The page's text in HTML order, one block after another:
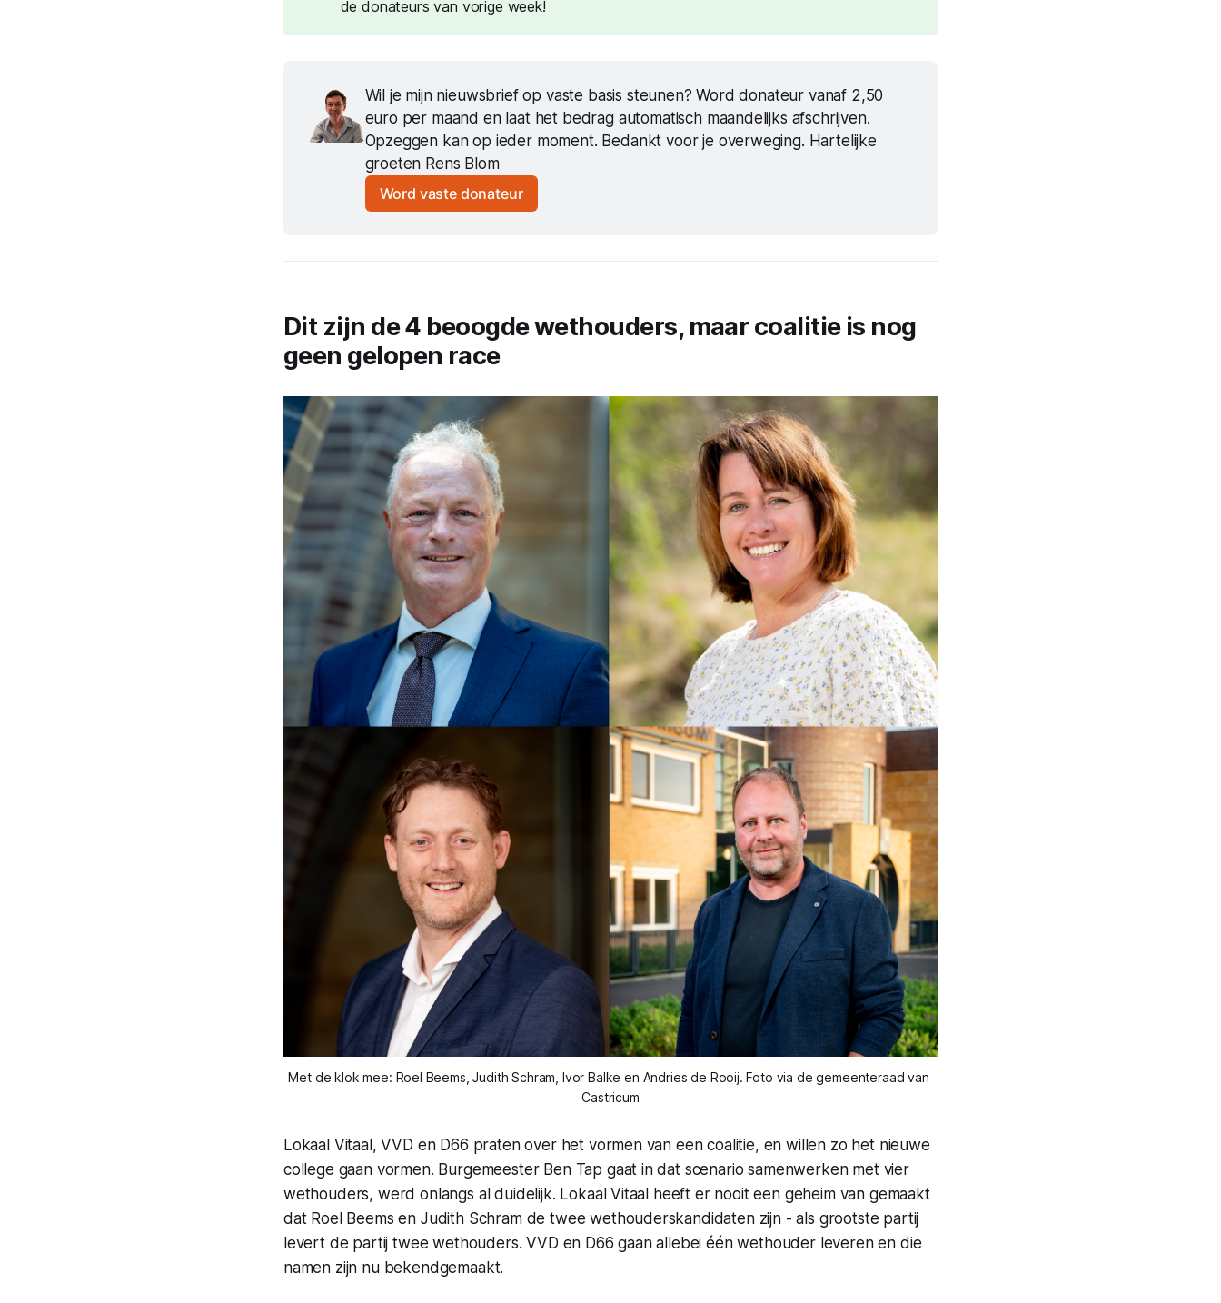
de donateurs van vorige week!
Wil je mijn nieuwsbrief op vaste basis steunen? Word donateur vanaf 2,50
euro per maand en laat het bedrag automatisch maandelijks afschrijven.
Opzeggen kan op ieder moment. Bedankt voor je overweging. Hartelijke
groeten Rens Blom
Word vaste donateur
Dit zijn de 4 beoogde wethouders, maar coalitie is nog
geen gelopen race
Met de klok mee: Roel Beems, Judith Schram, Ivor Balke en Andries de Rooij. Foto via de gemeenteraad van
Castricum
Lokaal Vitaal, VVD en D66 praten over het vormen van een coalitie, en willen zo het nieuwe
college gaan vormen. Burgemeester Ben Tap gaat in dat scenario samenwerken met vier
wethouders, werd onlangs al duidelijk. Lokaal Vitaal heeft er nooit een geheim van gemaakt
dat Roel Beems en Judith Schram de twee wethouderskandidaten zijn - als grootste partij
levert de partij twee wethouders. VVD en D66 gaan allebei één wethouder leveren en die
namen zijn nu bekendgemaakt.